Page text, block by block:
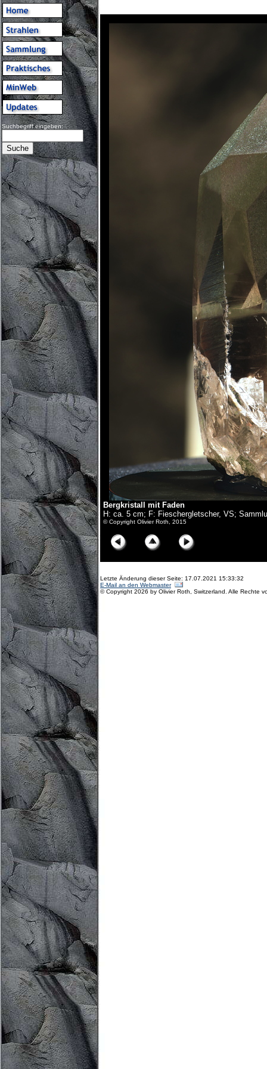
Suchbegriff eingeben:
Bergkristall mit Faden
H: ca. 5 cm; F: Fieschergletscher, VS;
© Copyright Olivier Roth, 2015
Letzte Änderung dieser Seite: 17.07.2021 15:33:32
E-Mail an den Webmaster
© Copyright 2026 by Olivier Roth, Switzerland. Alle Rechte